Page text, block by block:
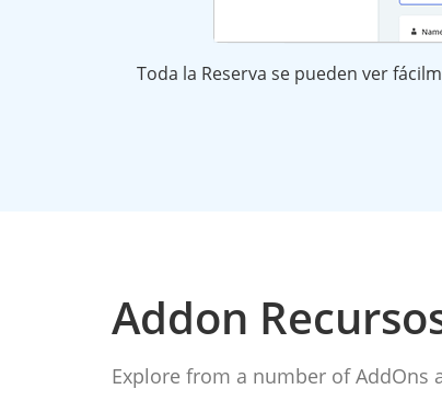
Toda la Reserva se pueden ver
Addon
Explore from a number of AddOns